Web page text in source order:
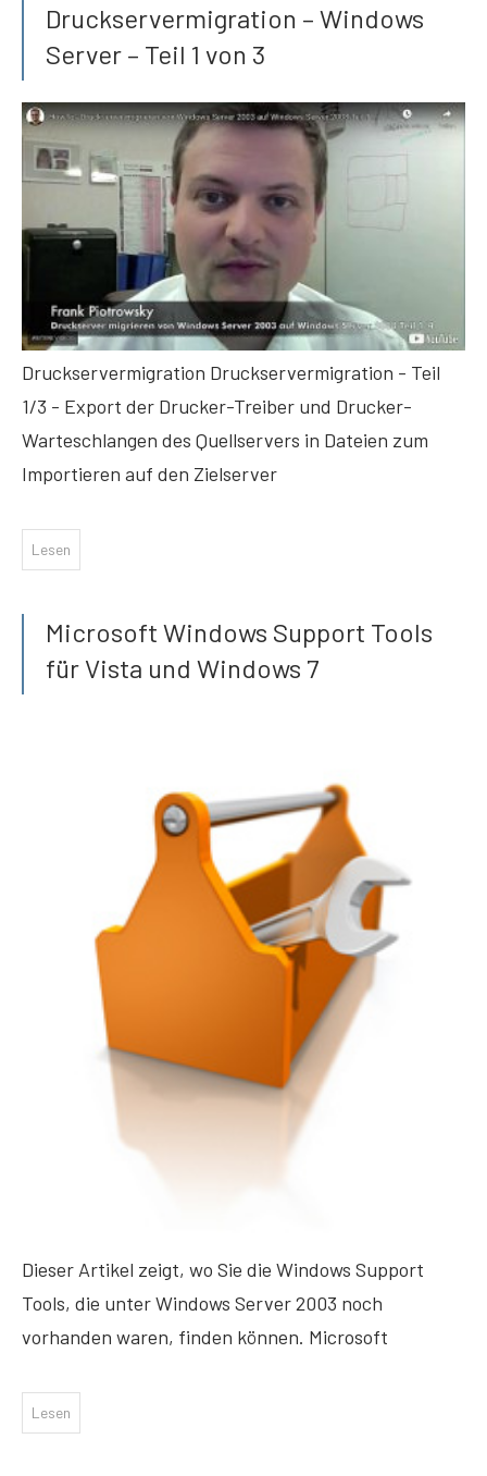
Druckservermigration – Windows
Server – Teil 1 von 3
Druckservermigration Druckservermigration - Teil
1/3 - Export der Drucker-Treiber und Drucker-
Warteschlangen des Quellservers in Dateien zum
Importieren auf den Zielserver
Lesen
Microsoft Windows Support Tools
für Vista und Windows 7
Dieser Artikel zeigt, wo Sie die Windows Support
Tools, die unter Windows Server 2003 noch
vorhanden waren, finden können. Microsoft
Lesen